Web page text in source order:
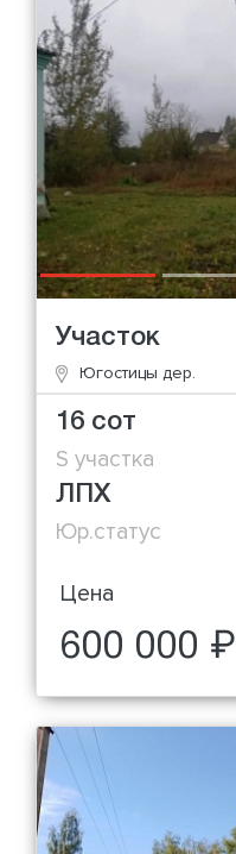
Участок
Югостицы дер.
16 сот
S участка
ЛПХ
Юр.статус
Цена
600 000 ₽